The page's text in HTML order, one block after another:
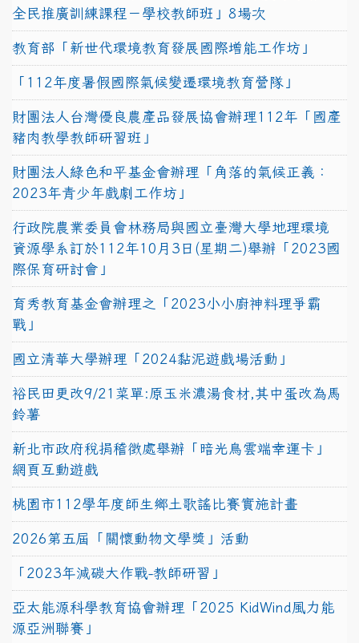
全民推廣訓練課程－學校教師班」8場次
教育部「新世代環境教育發展國際增能工作坊」
「112年度暑假國際氣候變遷環境教育營隊」
財團法人台灣優良農產品發展協會辦理112年「國產
豬肉教學教師研習班」
財團法人綠色和平基金會辦理「角落的氣候正義：
2023年青少年戲劇工作坊」
行政院農業委員會林務局與國立臺灣大學地理環境
資源學系訂於112年10月3日(星期二)舉辦「2023國
際保育研討會」
育秀教育基金會辦理之「2023小小廚神料理爭霸
戰」
國立清華大學辦理「2024黏泥遊戲場活動」
裕民田更改9/21菜單:原玉米濃湯食材,其中蛋改為馬
鈴薯
新北市政府稅捐稽徵處舉辦「暗光鳥雲端幸運卡」
網頁互動遊戲
桃園市112學年度師生鄉土歌謠比賽實施計畫
2026第五屆「關懷動物文學獎」活動
「2023年減碳大作戰-教師研習」
亞太能源科學教育協會辦理「2025 KidWind風力能
源亞洲聯賽」